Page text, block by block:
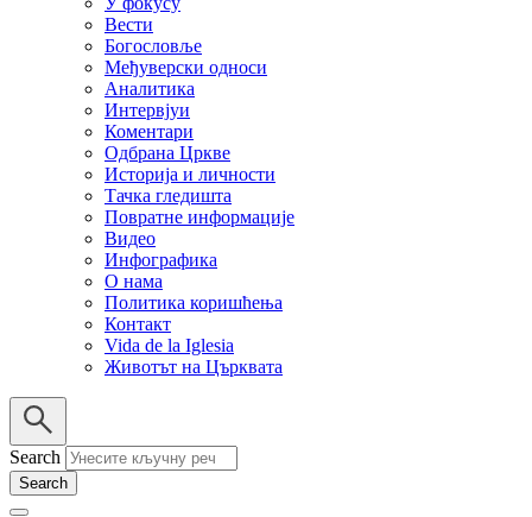
Вести
Богословље
Међуверски односи
Аналитика
Интервјуи
Коментари
Одбрана Цркве
Историја и личности
Тачка гледишта
Повратне информације
Видео
Инфографика
О нама
Политика коришћења
Контакт
Vida de la Iglesia
Животът на Църквата
Search